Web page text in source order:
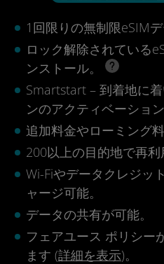
1回限りの無制限eSIMデ
ロック解除されている
ンストール。
Smartstart – 到着地に
ンのアクティベーショ
追加料金やローミング
200以上の目的地で再利
Wi-Fiやデータクレジッ
ャージ可能。
データの共有が可能。
フェアユース ポリシー
ます (詳細を表示)。